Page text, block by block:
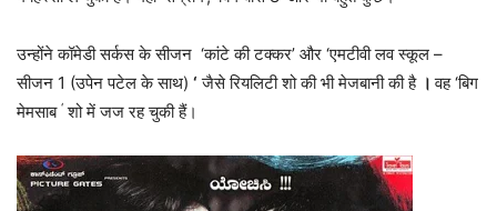
उन्होंने कॉमेडी सर्कस के सीजन ‘कांटे की टक्कर’ और ‘एमटीवी लव स्कूल –
सीजन 1 (उपेन पटेल के साथ) ‘ जैसे रियलिटी शो की भी मेजबानी की है ।वह ‘बिग
मेमसाब ‘ शो में जज रह चुकी हैं।